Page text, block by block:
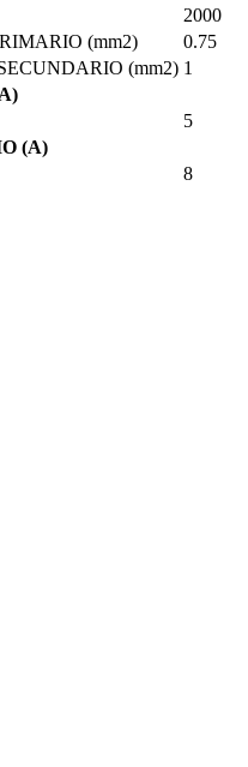
2000
(mm2)
0.75
(mm2) 1
5
(A)
8